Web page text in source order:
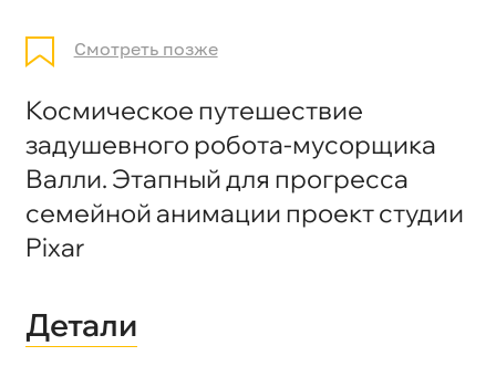
Смотреть позже
Космическое путешествие
задушевного робота-мусорщика
Валли. Этапный для прогресса
семейной анимации проект студии
Pixar
Детали